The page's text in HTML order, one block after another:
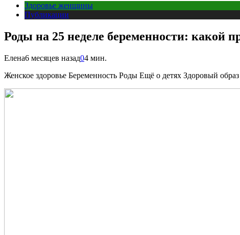
Здоровье женщины
Публикации
Роды на 25 неделе беременности: какой
Елена6 месяцев назад04 мин.
Женское здоровье Беременность Роды Ещё о детях Здоровый